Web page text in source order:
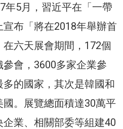
年5月，習近平在「一帶
布「將在2018年舉辦首
六天展會期間，172個
會，3600多家企業參
的國家，其次是韓國和
。展覽總面積達30萬平
業、相關部委等組建40